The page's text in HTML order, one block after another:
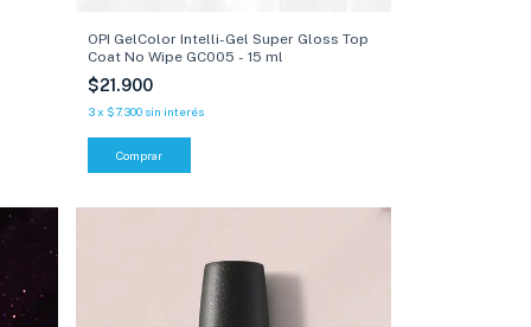
OPI GelColor Intelli-Gel Super Gloss Top
Coat No Wipe GC005 - 15 ml
$21.900
3x $7.300 sin interés
Comprar